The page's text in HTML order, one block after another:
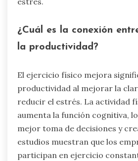
¿Cuál es la conexión
la productividad?
El ejercicio físico mejora
productividad al mejorar la
reducir el estrés. La actividad
aumenta la función cognitiva,
mejor toma de decisiones y
estudios muestran que los
participan en ejercicio